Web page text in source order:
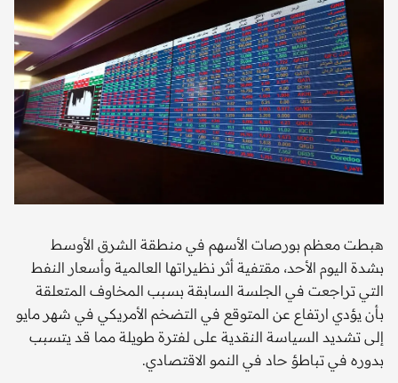
هبطت معظم بورصات الأسهم في منطقة الشرق الأوسط
بشدة اليوم الأحد، مقتفية أثر نظيراتها العالمية وأسعار النفط
التي تراجعت في الجلسة السابقة بسبب المخاوف المتعلقة
بأن يؤدي ارتفاع عن المتوقع في التضخم الأمريكي‭ ‬في شهر مايو
إلى تشديد السياسة النقدية على لفترة طويلة مما قد يتسبب
بدوره في تباطؤ حاد في النمو الاقتصادي.